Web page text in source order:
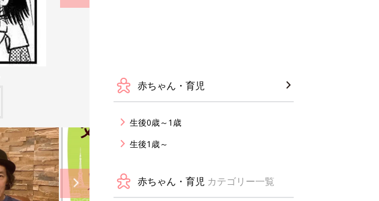
赤ちゃん・育児
生後0歳～1歳
生後1歳～
赤ちゃん・育児 カテゴリー一覧